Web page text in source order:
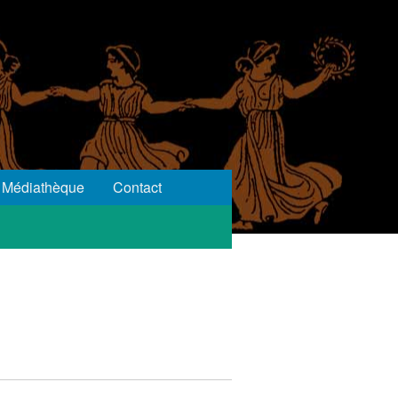
Médiathèque Contact